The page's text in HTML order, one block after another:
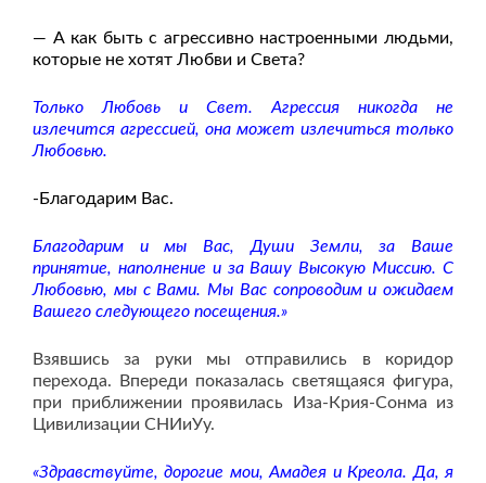
— А как быть с агрессивно настроенными людьми,
которые не хотят Любви и Света?
Только Любовь и Свет. Агрессия никогда не
излечится агрессией, она может излечиться только
Любовью.
-Благодарим Вас.
Благодарим и мы Вас, Души Земли, за Ваше
принятие, наполнение и за Вашу Высокую Миссию. С
Любовью, мы с Вами. Мы Вас сопроводим и ожидаем
Вашего следующего посещения.»
Взявшись за руки мы отправились в коридор
перехода. Впереди показалась светящаяся фигура,
при приближении проявилась Иза-Крия-Сонма из
Цивилизации СНИиУу.
«Здравствуйте, дорогие мои, Амадея и Креола. Да, я